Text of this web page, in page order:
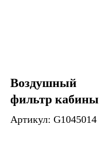
Воздушный
фильтр кабины
Артикул: G1045014